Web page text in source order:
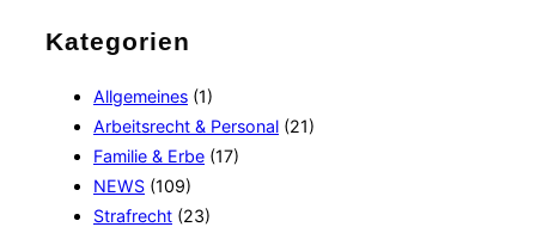
Kategorien
Allgemeines (1)
Arbeitsrecht & Personal (21)
Familie & Erbe (17)
NEWS (109)
Strafrecht (23)